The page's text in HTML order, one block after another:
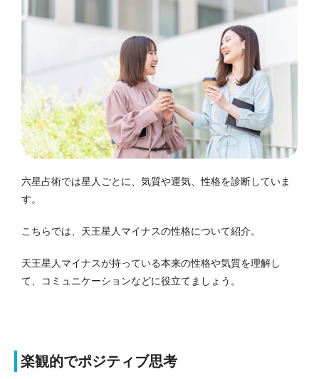
六星占術では星人ごとに、気質や運気、性格を診断していま
す。
こちらでは、天王星人マイナスの性格について紹介。
天王星人マイナスが持っている本来の性格や気質を理解し
て、コミュニケーションなどに役立てましょう。
楽観的でポジティブ思考